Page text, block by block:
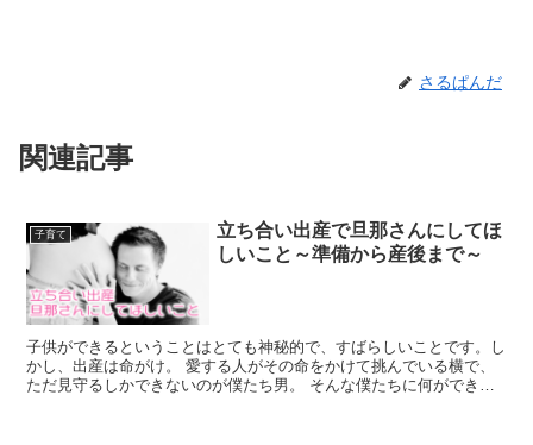
さるぱんだ
関連記事
子育て
立ち合い出産で旦那さんにしてほ
しいこと～準備から産後まで～
子供ができるということはとても神秘的で、すばらしいことです。し
かし、出産は命がけ。 愛する人がその命をかけて挑んでいる横で、
ただ見守るしかできないのが僕たち男。 そんな僕たちに何ができる